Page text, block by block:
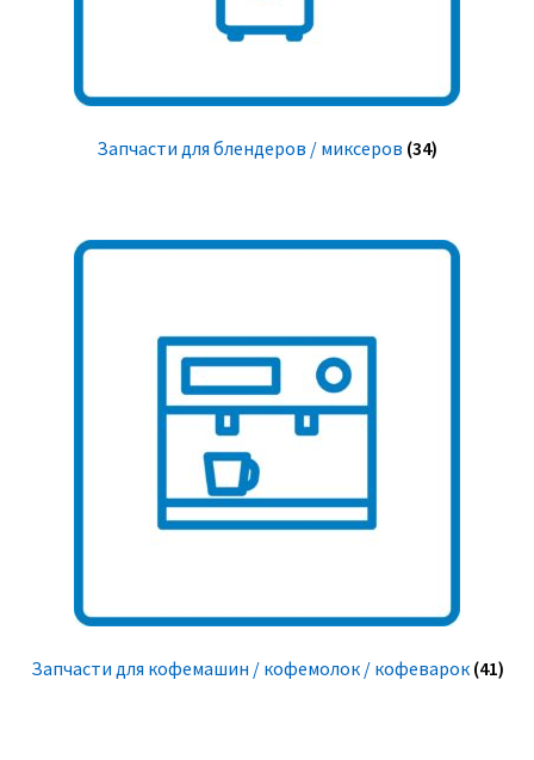
Запчасти для блендеров / миксеров (34)
Запчасти для кофемашин / кофемолок / кофеварок (41)